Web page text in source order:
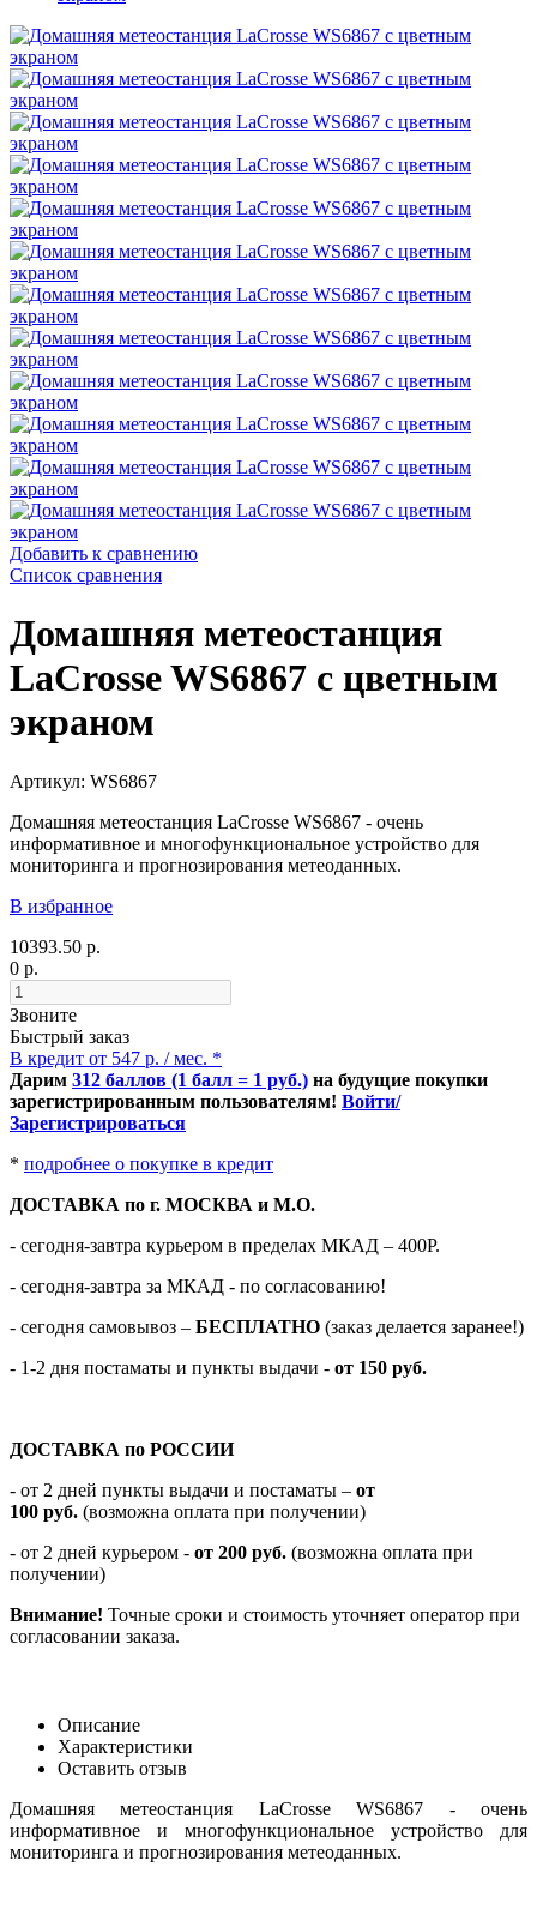
Добавить к сравнению
Список сравнения
Домашняя метеостанция
LaCrosse WS6867 с цветным
экраном
Артикул: WS6867
Домашняя метеостанция LaCrosse WS6867 - очень
информативное и многофункциональное устройство для
мониторинга и прогнозирования метеоданных.
В избранное
10393.50 р.
0 р.
Звоните
Быстрый заказ
В кредит от 547 р. / мес. *
Дарим 312 баллов (1 балл = 1 руб.) на будущие покупки
зарегистрированным пользователям! Войти/
Зарегистрироваться
* подробнее о покупке в кредит
ДОСТАВКА по г. МОСКВА и М.О.
- сегодня-завтра курьером в пределах МКАД – 400Р.
- сегодня-завтра за МКАД - по согласованию!
- сегодня самовывоз – БЕСПЛАТНО (заказ делается заранее!)
- 1-2 дня постаматы и пункты выдачи - от 150 руб.
ДОСТАВКА по РОССИИ
- от 2 дней пункты выдачи и постаматы – от
100 руб. (возможна оплата при получении)
- от 2 дней курьером - от 200 руб. (возможна оплата при
получении)
Внимание! Точные сроки и стоимость уточняет оператор при
согласовании заказа.
Описание
Характеристики
Оставить отзыв
Домашняя метеостанция LaCrosse WS6867 - очень
информативное и многофункциональное устройство для
мониторинга и прогнозирования метеоданных.